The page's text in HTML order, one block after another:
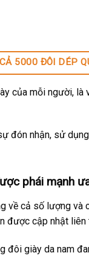
5000 ĐÔI DÉP
của mỗi người, là
đón nhận, sử
phái mạnh
về cả số lượng
cập nhật
giày da nam